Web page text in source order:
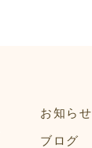
お知らせ
ブログ